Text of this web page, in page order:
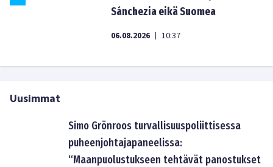
Sánchezia eikä Suomea
06.08.2026 | 10:37
Uusimmat
Simo Grönroos turvallisuuspoliittisessa
puheenjohtajapaneelissa:
“Maanpuolustukseen tehtävät panostukset